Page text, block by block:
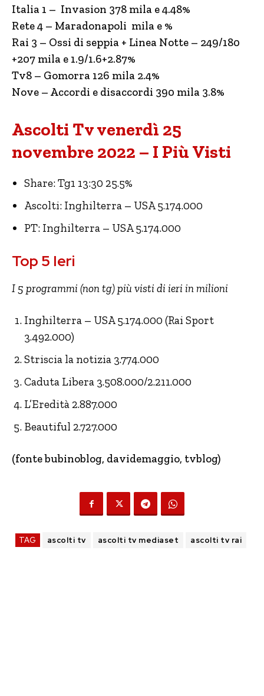
Italia 1 – Invasion 378 mila e 4.48%
Rete 4 – Maradonapoli mila e %
Rai 3 – Ossi di seppia + Linea Notte – 249/180
+207 mila e 1.9/1.6+2.87%
Tv8 – Gomorra 126 mila 2.4%
Nove – Accordi e disaccordi 390 mila 3.8%
Ascolti Tv venerdì 25
novembre 2022 – I Più Visti
Share: Tg1 13:30 25.5%
Ascolti: Inghilterra – USA 5.174.000
PT: Inghilterra – USA 5.174.000
Top 5 Ieri
I 5 programmi (non tg) più visti di ieri in milioni
Inghilterra – USA 5.174.000 (Rai Sport
3.492.000)
Striscia la notizia 3.774.000
Caduta Libera 3.508.000/2.211.000
L’Eredità 2.887.000
Beautiful 2.727.000
(fonte bubinoblog, davidemaggio, tvblog)
TAG ascolti tv ascolti tv mediaset ascolti tv rai